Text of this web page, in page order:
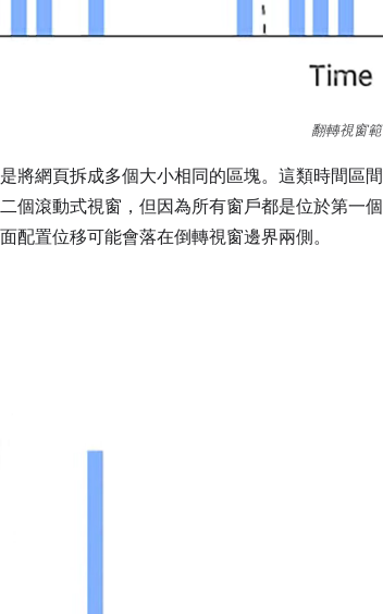
翻轉視窗範
將網頁拆成多個大小相同的區塊。這類時間區
個滾動式視窗，但因為所有窗戶都是位於第一
配置位移可能會落在倒轉視窗邊界兩側。